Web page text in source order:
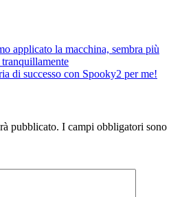
applicato la macchina, sembra più
tranquillamente
di successo con Spooky2 per me!
pubblicato. I campi obbligatori sono